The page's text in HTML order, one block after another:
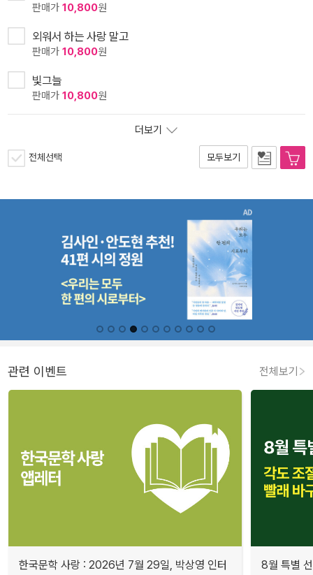
판매가 10,800원
외워서 하는 사랑 말고
판매가 10,800원
빛그늘
판매가 10,800원
더보기
전체선택 모두보기
관련 이벤트 전체보기
한국문학 사랑 : 2026년 7월 29일, 박상영 인터
8월 특별